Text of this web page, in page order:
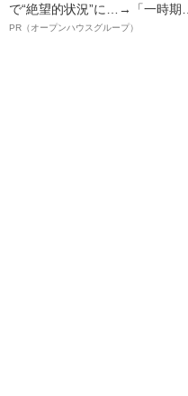
で“絶望的状況”に…→「一時期は
納品3年待ち」のヒット商品を生
PR（オープンハウスグループ）